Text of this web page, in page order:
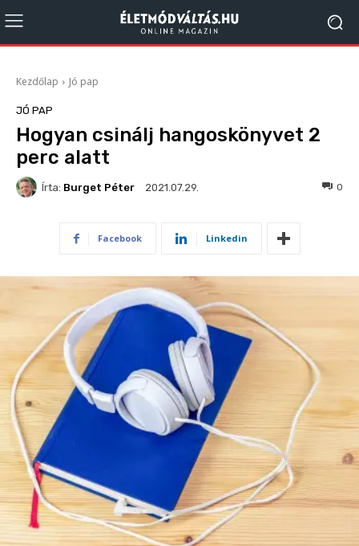
Kezdőlap Jó pap
JÓ PAP
Hogyan csinálj hangoskönyvet 2
perc alatt
Írta: Burget Péter 2021.07.29. 0
Facebook Linkedin